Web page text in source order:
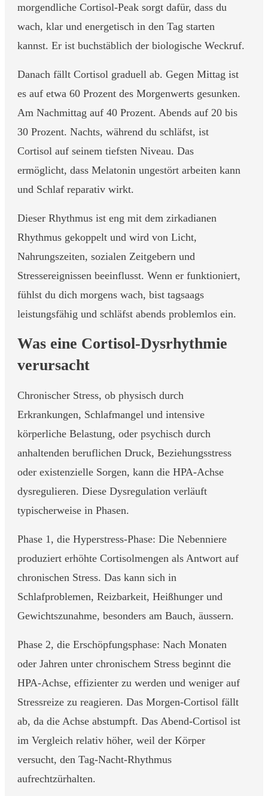
morgendliche Cortisol-Peak sorgt dafür, dass du
wach, klar und energetisch in den Tag starten
kannst. Er ist buchstäblich der biologische Weckruf.
Danach fällt Cortisol graduell ab. Gegen Mittag ist
es auf etwa 60 Prozent des Morgenwerts gesunken.
Am Nachmittag auf 40 Prozent. Abends auf 20 bis
30 Prozent. Nachts, während du schläfst, ist
Cortisol auf seinem tiefsten Niveau. Das
ermöglicht, dass Melatonin ungestört arbeiten kann
und Schlaf reparativ wirkt.
Dieser Rhythmus ist eng mit dem zirkadianen
Rhythmus gekoppelt und wird von Licht,
Nahrungszeiten, sozialen Zeitgebern und
Stressereignissen beeinflusst. Wenn er funktioniert,
fühlst du dich morgens wach, bist tagsaags
leistungsfähig und schläfst abends problemlos ein.
Was eine Cortisol-Dysrhythmie
verursacht
Chronischer Stress, ob physisch durch
Erkrankungen, Schlafmangel und intensive
körperliche Belastung, oder psychisch durch
anhaltenden beruflichen Druck, Beziehungsstress
oder existenzielle Sorgen, kann die HPA-Achse
dysregulieren. Diese Dysregulation verläuft
typischerweise in Phasen.
Phase 1, die Hyperstress-Phase: Die Nebenniere
produziert erhöhte Cortisolmengen als Antwort auf
chronischen Stress. Das kann sich in
Schlafproblemen, Reizbarkeit, Heißhunger und
Gewichtszunahme, besonders am Bauch, äussern.
Phase 2, die Erschöpfungsphase: Nach Monaten
oder Jahren unter chronischem Stress beginnt die
HPA-Achse, effizienter zu werden und weniger auf
Stressreize zu reagieren. Das Morgen-Cortisol fällt
ab, da die Achse abstumpft. Das Abend-Cortisol ist
im Vergleich relativ höher, weil der Körper
versucht, den Tag-Nacht-Rhythmus
aufrechtzürhalten.